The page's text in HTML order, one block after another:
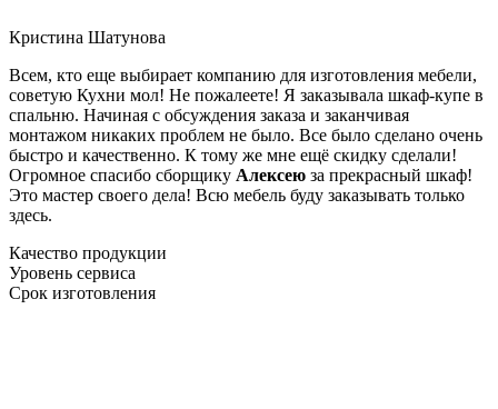
Кристина Шатунова
Всем, кто еще выбирает компанию для изготовления мебели,
советую Кухни мол! Не пожалеете! Я заказывала шкаф-купе в
спальню. Начиная с обсуждения заказа и заканчивая
монтажом никаких проблем не было. Все было сделано очень
быстро и качественно. К тому же мне ещё скидку сделали!
Огромное спасибо сборщику Алексею за прекрасный шкаф!
Это мастер своего дела! Всю мебель буду заказывать только
здесь.
Качество продукции
Уровень сервиса
Срок изготовления